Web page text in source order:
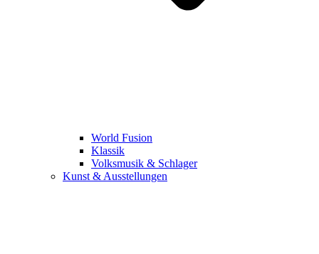
World Fusion
Klassik
Volksmusik & Schlager
Kunst & Ausstellungen